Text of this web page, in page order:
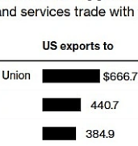
з США до
і готова працювати з
Трамп, поки не
про вільну
оновлена версія
чиновник на
на деякий